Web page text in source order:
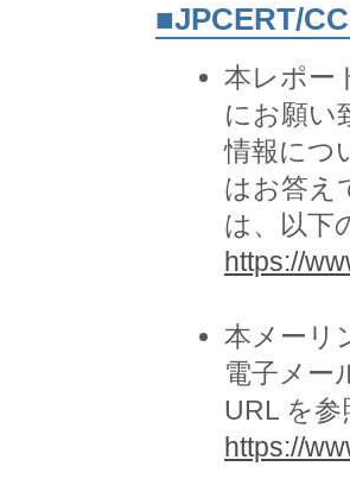
■JPCERT/
本レポー
にお願い
情報につ
はお答え
は、以下
https://
本メーリ
電子メー
URL を
https://